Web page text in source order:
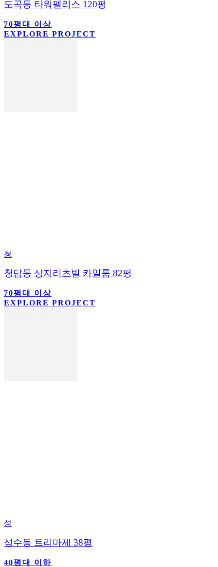
도곡동 타워팰리스 120평
70평대 이상
EXPLORE PROJECT
청
청담동 상지리츠빌 카일룸 82평
70평대 이상
EXPLORE PROJECT
성
성수동 트리마제 38평
40평대 이하